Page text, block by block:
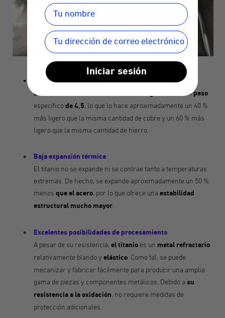
Increíblemente ligero
El titanio
. Tiene unpeso
específicode 4,5, lo que lo hace aproximadamente un 40 %
más ligero que la misma cantidad de cobre y un 60 % más
ligero que la misma cantidad de hierro.
Baja expansión térmica
El titanio no se expande ni se contrae tanto a temperaturas
extremas. De hecho, se expande aproximadamente un 50 %
menos que el acero, por lo que ofrece una estabilidad
estructural mucho mayor.
Excelentes posibilidades de procesamiento
A pesar de su resistencia, el titanioes un metal refractario
relativamente blando y elástico. Como tal, se puede
mecanizar y fabricar fácilmente para producir una amplia
gama de piezas y componentes metálicos. Debido a su
resistencia a la oxidación, no requiere medidas de
protección adicionales.
Iniciar sesión